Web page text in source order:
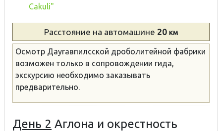
Cakuli"
Расстояние на автомашине 20 км
Осмотр Даугавпилсской дроболитейной фабрики
возможен только в сопровождении гида,
экскурсию необходимо заказывать
предварительно.
День 2 Аглона и окрестность